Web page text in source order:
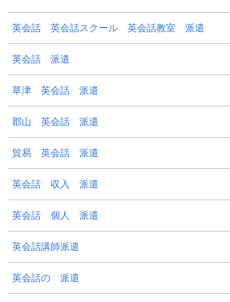
英会話 英会話スクール 英会話教室 派遣
英会話 派遣
草津 英会話 派遣
郡山 英会話 派遣
貿易 英会話 派遣
英会話 収入 派遣
英会話 個人 派遣
英会話講師派遣
英会話の 派遣